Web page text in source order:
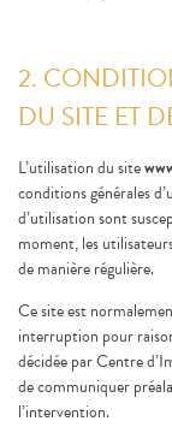
2.
DU SITE ET
L’utilisation du site
conditions générales
d’utilisation sont
moment, les
de manière régulière.
Ce site est
interruption pour
décidée par Centre
de communiquer
l’intervention.